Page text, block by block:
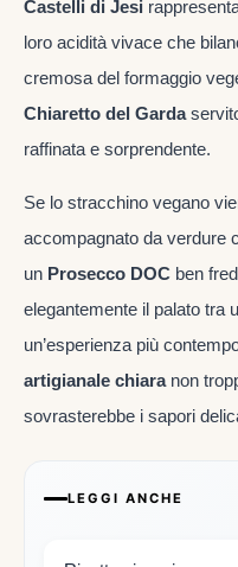
Castelli di Jesi
loro acidità vivace che
cremosa del formaggio
Chiaretto del Garda
raffinata e sorprendente.
Se lo stracchino vegano
accompagnato da verdure
un Prosecco DOC ben
elegantemente il palato tra
un’esperienza più
artigianale chiaranon
sovrasterebbe i sapori
LEGGI ANCHE